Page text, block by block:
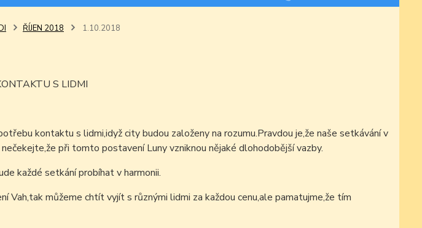
ŘÍJEN 2018 1.10.2018
S LIDMI
kontaktu s lidmi,idyž city budou založeny na rozumu.Pravdou je,že naše setkávání v
při tomto postavení Luny vzniknou nějaké dlohodobější vazby.
každé setkání probíhat v harmonii.
Vah,tak můžeme chtít vyjít s různými lidmi za každou cenu,ale pamatujme,že tím